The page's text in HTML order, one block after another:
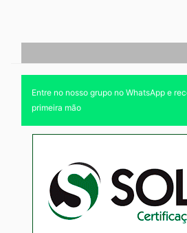
Entre no nosso grupo no WhatsApp e
primeira mão